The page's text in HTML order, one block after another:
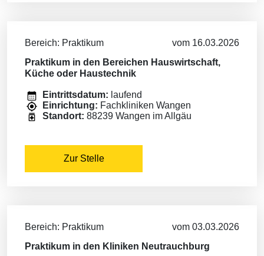
Bereich: Praktikum
vom 16.03.2026
Praktikum in den Bereichen Hauswirtschaft,
Küche oder Haustechnik
Eintrittsdatum: laufend
Einrichtung: Fachkliniken Wangen
Standort: 88239 Wangen im Allgäu
Zur Stelle
Bereich: Praktikum
vom 03.03.2026
Praktikum in den Kliniken Neutrauchburg